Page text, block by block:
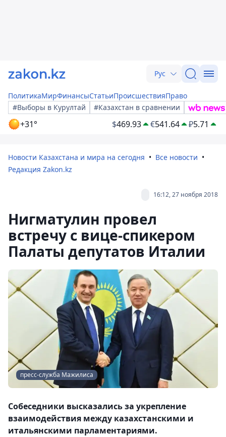
Рус
ПолитикаМирФинансыСтатьиПроисшествияПраво
#Выборы в Курултай
#Казахстан в сравнении
+31° $469.93 €541.64 ₽5.71
Новости Казахстана и мира на сегодня
Все новости
Редакция Zakon.kz
16:12, 27 ноября 2018
Нигматулин провел
встречу с вице-спикером
Палаты депутатов Италии
пресс-служба Мажилиса
Собеседники высказались за укрепление
взаимодействия между казахстанскими и
итальянскими парламентариями.